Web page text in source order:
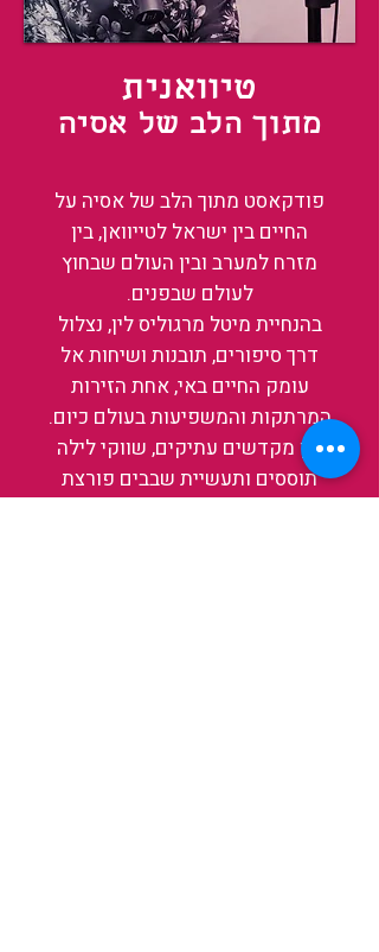
טיוואנית
מתוך הלב של אסיה
פודקאסט מתוך הלב של אסיה על
החיים בין ישראל לטייוואן, בין
מזרח למערב ובין העולם שבחוץ
לעולם שבפנים.
בהנחיית מיטל מרגוליס לין, נצלול
דרך סיפורים, תובנות ושיחות אל
עומק החיים באי, אחת הזירות
המרתקות והמשפיעות בעולם כיום.
בין מקדשים עתיקים, שווקי לילה
תוססים ותעשיית שבבים פורצת